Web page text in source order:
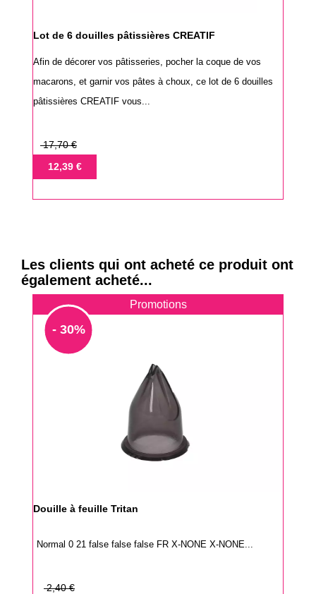
Lot de 6 douilles pâtissières CREATIF
Afin de décorer vos pâtisseries, pocher la coque de vos
macarons, et garnir vos pâtes à choux, ce lot de 6 douilles
pâtissières CREATIF vous...
Prix
base
17,70 €
Prix12,39 €
Les clients qui ont acheté ce produit ont
également acheté...
Promotions
- 30%
Douille à feuille Tritan
Normal 0 21 false false false FR X-NONE X-NONE...
Prix
2,40 €